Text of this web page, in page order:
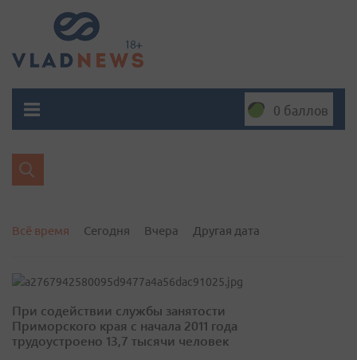
0 баллов
Всё время Сегодня Вчера Другая дата
При содействии службы занятости
Приморского края с начала 2011 года
трудоустроено 13,7 тысячи человек